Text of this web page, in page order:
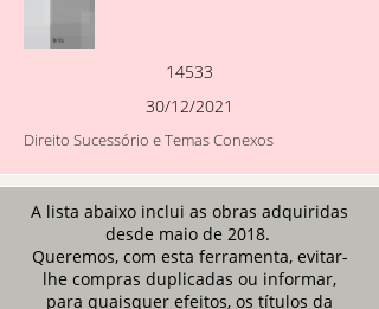
14533
30/12/2021
Direito Sucessório e Temas Conexos
A lista abaixo inclui as obras adquiridas
desde maio de 2018.
Queremos, com esta ferramenta, evitar-
lhe compras duplicadas ou informar,
para quaisquer efeitos, os títulos da